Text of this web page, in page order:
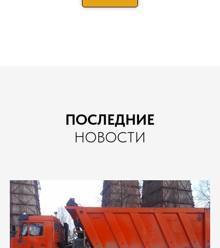
ПОСЛЕДНИЕ
НОВОСТИ